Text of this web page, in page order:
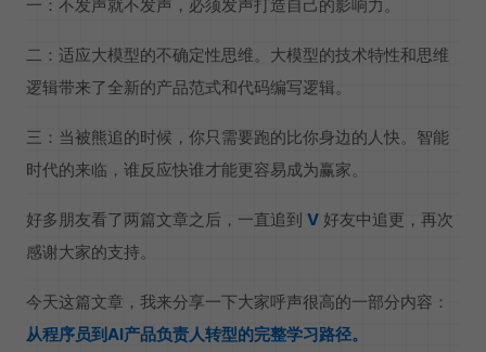
一：不发声就不发声，必须发声打造自己的影响力。
二：适应大模型的不确定性思维。大模型的技术特性和思维
逻辑带来了全新的产品范式和代码编写逻辑。
三：当被熊追的时候，你只需要跑的比你身边的人快。智能
时代的来临，谁反应快谁才能更容易成为赢家。
好多朋友看了两篇文章之后，一直追到 V 好友中追更，再次
感谢大家的支持。
今天这篇文章，我来分享一下大家呼声很高的一部分内容：
从程序员到AI产品负责人转型的完整学习路径。